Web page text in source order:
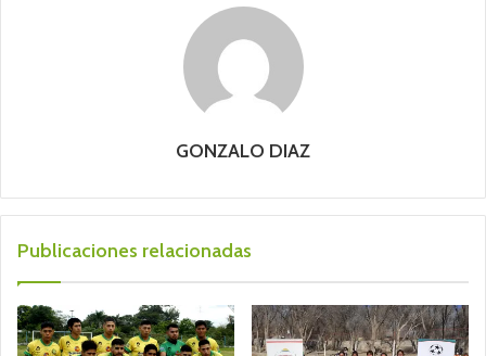
GONZALO DIAZ
Publicaciones relacionadas